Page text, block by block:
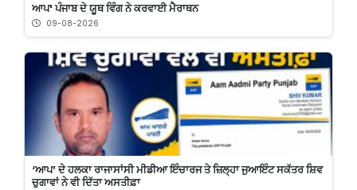
ਆਪ' ਪੰਜਾਬ ਦੇ ਯੂਥ ਵਿੰਗ ਨੇ ਕਰਵਾਈ ਮੈਰਾਥਨ
09-08-2026
‘ਆਪ’ ਦੇ ਹਲਕਾ ਰਾਜਾਸਾਂਸੀ ਮੀਡੀਆ ਇੰਚਾਰਜ ਤੇ ਜ਼ਿਲ੍ਹਾ ਜੁਆਇੰਟ ਸਕੱਤਰ ਸ਼ਿਵ
ਚੁਗਾਵਾਂ ਨੇ ਵੀ ਦਿੱਤਾ ਅਸਤੀਫ਼ਾ